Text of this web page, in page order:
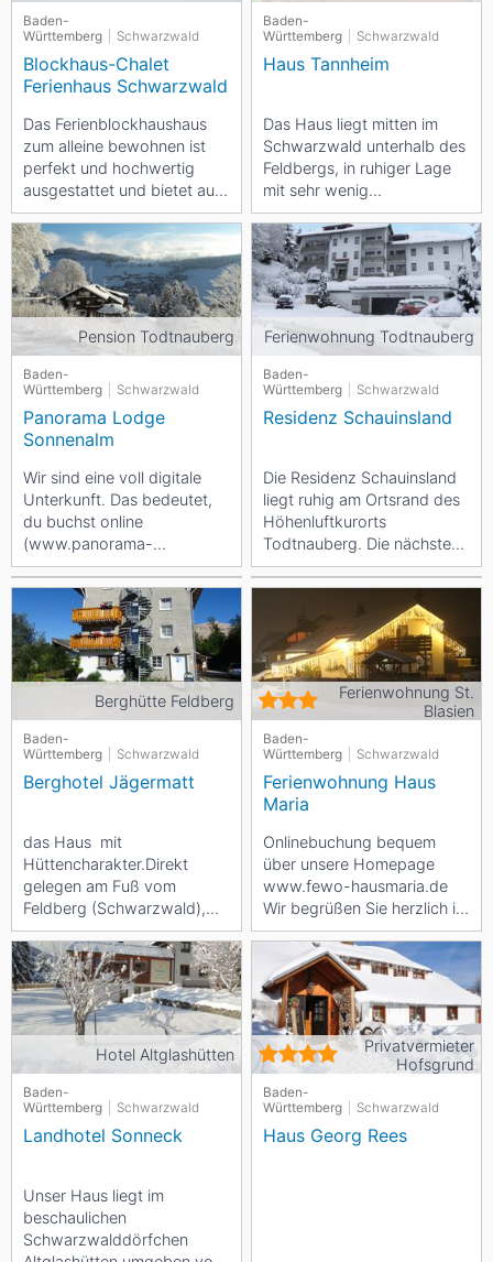
Baden-
Württemberg
Schwarzwald
Blockhaus-Chalet
Ferienhaus Schwarzwald
Das Ferienblockhaushaus
zum alleine bewohnen ist
perfekt und hochwertig
ausgestattet und bietet auf
großzügig geschnittenen
185 m2...
Baden-
Württemberg
Schwarzwald
Haus Tannheim
Das Haus liegt mitten im
Schwarzwald unterhalb des
Feldbergs, in ruhiger Lage
mit sehr wenig
Fahrzeugverkehr auf der
Südosthanglage mit...
Pension Todtnauberg
Baden-
Württemberg
Schwarzwald
Panorama Lodge
Sonnenalm
Wir sind eine voll digitale
Unterkunft. Das bedeutet,
du buchst online
(www.panorama-
sonnenalm.de), zahlst
online, bekommst deinen
digitalen...
Ferienwohnung Todtnauberg
Baden-
Württemberg
Schwarzwald
Residenz Schauinsland
Die Residenz Schauinsland
liegt ruhig am Ortsrand des
Höhenluftkurorts
Todtnauberg. Die nächsten
zwei Skiliften sind jeweils
nur ca. 100 m...
Berghütte Feldberg
Baden-
Württemberg
Schwarzwald
Berghotel Jägermatt
das Haus mit
Hüttencharakter.Direkt
gelegen am Fuß vom
Feldberg (Schwarzwald),
ermöglicht Wandern,
Bikern, und im Winter
Skifahren Alpin und...
Ferienwohnung St.
Blasien
Baden-
Württemberg
Schwarzwald
Ferienwohnung Haus
Maria
Onlinebuchung bequem
über unsere Homepage
www.fewo-hausmaria.de
Wir begrüßen Sie herzlich im
Hochschwarzwald in...
Hotel Altglashütten
Baden-
Württemberg
Schwarzwald
Landhotel Sonneck
Unser Haus liegt im
beschaulichen
Schwarzwalddörfchen
Privatvermieter
Hofsgrund
Baden-
Württemberg
Schwarzwald
Haus Georg Rees